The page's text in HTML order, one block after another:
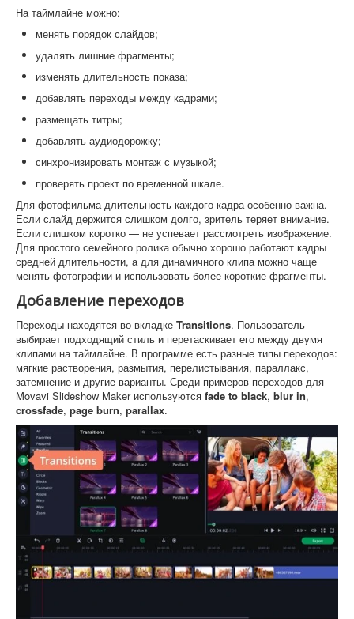
На таймлайне можно:
менять порядок слайдов;
удалять лишние фрагменты;
изменять длительность показа;
добавлять переходы между кадрами;
размещать титры;
добавлять аудиодорожку;
синхронизировать монтаж с музыкой;
проверять проект по временной шкале.
Для фотофильма длительность каждого кадра особенно важна.
Если слайд держится слишком долго, зритель теряет внимание.
Если слишком коротко — не успевает рассмотреть изображение.
Для простого семейного ролика обычно хорошо работают кадры
средней длительности, а для динамичного клипа можно чаще
менять фотографии и использовать более короткие фрагменты.
Добавление переходов
Переходы находятся во вкладке Transitions. Пользователь
выбирает подходящий стиль и перетаскивает его между двумя
клипами на таймлайне. В программе есть разные типы переходов:
мягкие растворения, размытия, перелистывания, параллакс,
затемнение и другие варианты. Среди примеров переходов для
Movavi Slideshow Maker используются fade to black, blur in,
crossfade, page burn, parallax.